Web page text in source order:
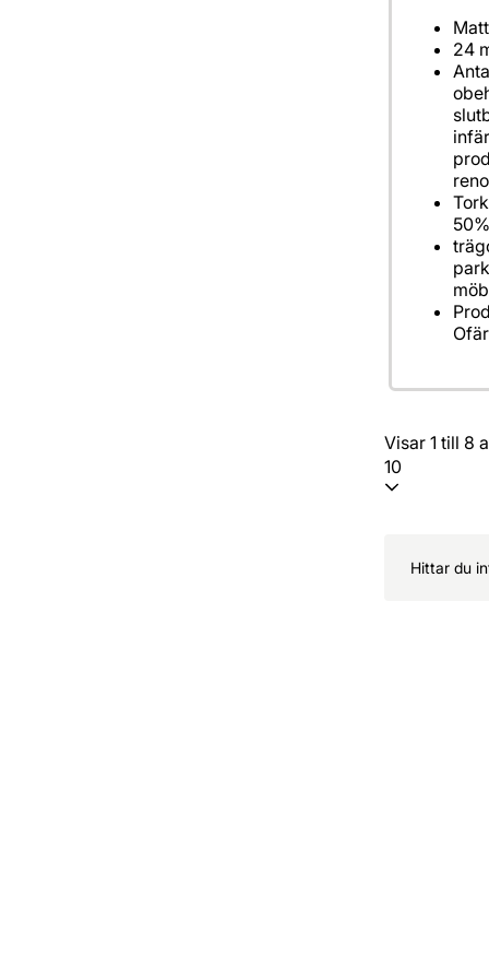
Matt
24
Visar 1 till 8
10
Hittar du